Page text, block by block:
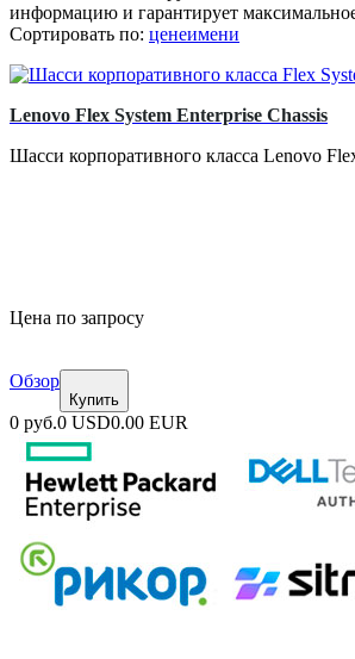
информацию и гарантирует
Сортировать по: ценеимени
Lenovo Flex System Enterprise Chassis
Шасси корпоративного класса Lenovo
Цена по запросу
Обзор
Купить
0 руб.0 USD0.00 EUR